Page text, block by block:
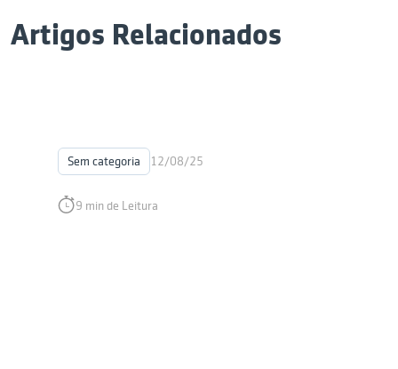
Artigos Relacionados
Sem categoria 12/08/25
9 min de Leitura